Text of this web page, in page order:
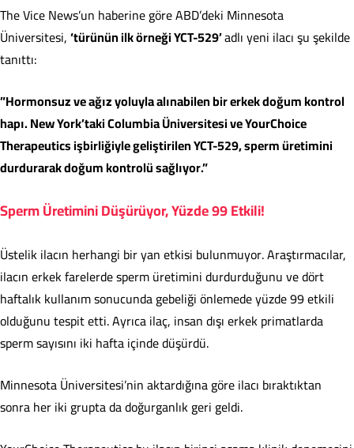
The Vice News’un haberine göre ABD’deki Minnesota
Üniversitesi,‘türünün ilk örneği YCT-529’adlı yeni ilacı şu şekilde
tanıttı:
”Hormonsuz ve ağız yoluyla alınabilen bir erkek doğum kontrol
hapı. New York’taki Columbia Üniversitesi ve YourChoice
Therapeutics işbirliğiyle geliştirilen YCT-529, sperm üretimini
durdurarak doğum kontrolü sağlıyor.”
Sperm Üretimini Düşürüyor, Yüzde 99 Etkili!
Üstelik ilacın herhangi bir yan etkisi bulunmuyor. Araştırmacılar,
ilacın erkek farelerde sperm üretimini durdurduğunu ve dört
haftalık kullanım sonucunda gebeliği önlemede yüzde 99 etkili
olduğunu tespit etti. Ayrıca ilaç, insan dışı erkek primatlarda
sperm sayısını iki hafta içinde düşürdü.
Minnesota Üniversitesi’nin aktardığına göre ilacı bıraktıktan
sonra her iki grupta da doğurganlık geri geldi.